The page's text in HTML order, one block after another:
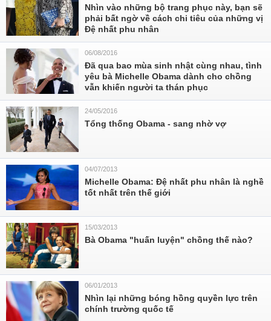
Nhìn vào những bộ trang phục này, bạn sẽ
phải bất ngờ về cách chi tiêu của những vị
Đệ nhất phu nhân
06/08/2016
Đã qua bao mùa sinh nhật cùng nhau, tình
yêu bà Michelle Obama dành cho chồng
vẫn khiến người ta thán phục
24/05/2016
Tổng thống Obama - sang nhờ vợ
04/07/2013
Michelle Obama: Đệ nhất phu nhân là nghề
tốt nhất trên thế giới
15/03/2013
Bà Obama "huấn luyện" chồng thế nào?
06/01/2013
Nhìn lại những bóng hồng quyền lực trên
chính trường quốc tế